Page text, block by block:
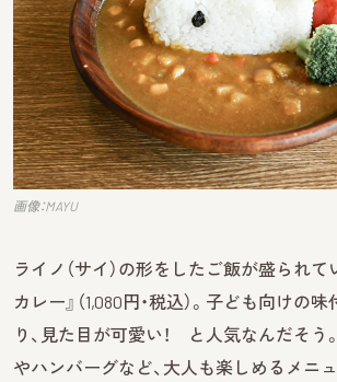
画像：MAYU
ライノ（サイ）の形をしたご飯が盛られて
カレー』（1,080円・税込）。子ども向けの
り、見た目が可愛い！ と人気なんだそう
やハンバーグなど、大人も楽しめるメニ